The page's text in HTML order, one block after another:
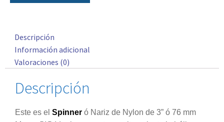
Descripción
Información adicional
Valoraciones (0)
Descripción
Este es el Spinner ó Nariz de Nylon de 3” ó 76 mm